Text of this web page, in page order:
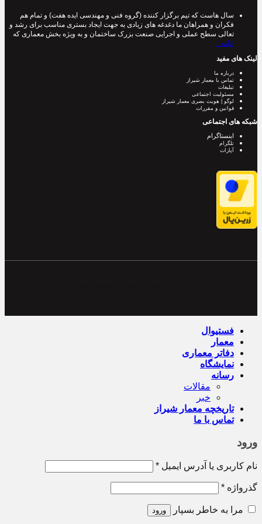
سال هاست که تیم برگزار کننده (گروه فنی و مهندسی ایده هفت) و تمام هم
فکران و همراهان ما دغدغه های زیادی به جهت ایجاد بستری مناسب برای رشد و
تعالی سطح عملی و اجرایی صنعت بزرک ساختمان و به ویژه بخش معماری که
ادامه ..
لینک های مفید
درباره ما
تماس با معمار شیراز
تبلیغات
مسئولیت اجتماعی
لوگو | هویت بصری معمار شیراز
قوانین و مقررات
شبکه های اجتماعی
اینستاگرام
تلگرام
آپارات
فستیوال
معمار
دفاتر معماری
نمایشگاه
رسانه
مقالات
خبر
تاریخچه معمار‌‌ شیراز
تماس با ما
ورود
نام کاربری یا آدرس ایمیل *
گذرواژه *
مرا به خاطر بسپار ورود